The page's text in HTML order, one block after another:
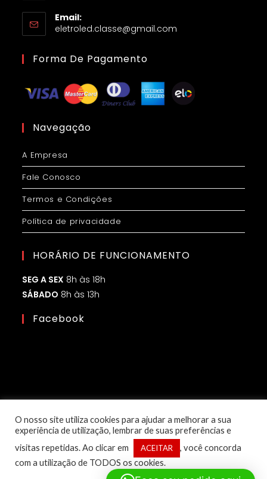
Email:
eletroled.classe@gmail.com
Forma De Pagamento
Navegação
A Empresa
Fale Conosco
Termos e Condições
Política de privacidade
HORÁRIO DE FUNCIONAMENTO
SEG A SEX 8h às 18h
SÁBADO 8h às 13h
Facebook
© Copyright 2025 – 1ª Classe Eletroled | Desenvolvido por:
O nosso site utiliza cookies para ajudar a melhorar a sua
experiência de utilização, lembrar de suas preferências e
visitas repetidas. Ao clicar em
ACEITAR
, você concorda
com a utilização de TODOS os cookies.